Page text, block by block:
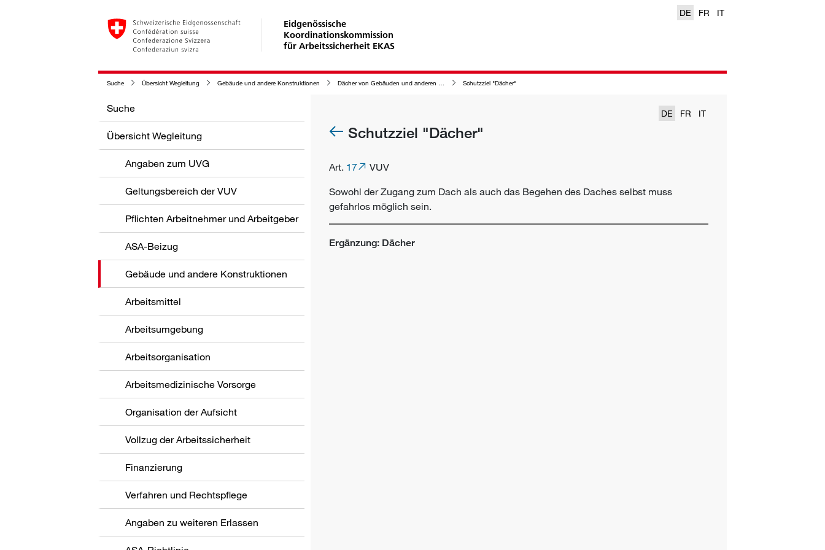
Eidgenössische
Koordinationskommission
für Arbeitssicherheit EKAS
DE FR IT
Suche Übersicht Wegleitung Gebäude und andere Konstruktionen Dächer von Gebäuden und anderen Konstruktionen Schutzziel "Dächer"
Suche
Übersicht Wegleitung
Angaben zum UVG
Geltungsbereich der VUV
Pflichten Arbeitnehmer und Arbeitgeber
ASA-Beizug
Gebäude und andere Konstruktionen
Arbeitsmittel
Arbeitsumgebung
Arbeitsorganisation
Arbeitsmedizinische Vorsorge
Organisation der Aufsicht
Vollzug der Arbeitssicherheit
Finanzierung
Verfahren und Rechtspflege
Angaben zu weiteren Erlassen
DE FR IT
Schutzziel "Dächer"
Art. 17
VUV
Sowohl der Zugang zum Dach als auch das Begehen des Daches selbst muss
gefahrlos möglich sein.
Ergänzung: Dächer